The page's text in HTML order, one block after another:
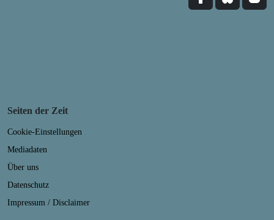
Seiten der Zeit
Cookie-Einstellungen
Mediadaten
Über uns
Datenschutz
Impressum / Disclaimer